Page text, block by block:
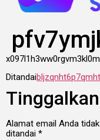
Ditandai
Alamat email Anda
ditandai *